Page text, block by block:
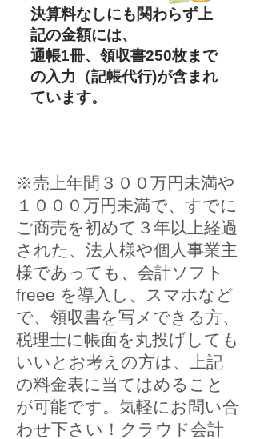
決算料なしにも関わらず上
記の金額には、
​通帳1冊、領収書250枚まで
の入力（記帳代行)が含まれ
ています。
※売上年間３００万円未満や
１０００万円未満で、すでに
ご商売を初めて３年以上経過
された、法人様や個人事業主
様であっても、会計ソフト
freee を導入し、スマホなど
で、領収書を写メできる方、
税理士に帳面を丸投げしても
いいとお考えの方は、上記
の料金表に当てはめること
が可能です。気軽にお問い合
わせ下さい！クラウド会計